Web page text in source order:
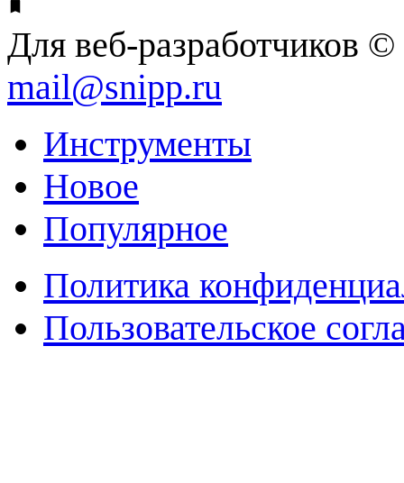
Для веб-разработчиков
mail@snipp.ru
Инструменты
Новое
Популярное
Политика
Пользовательское